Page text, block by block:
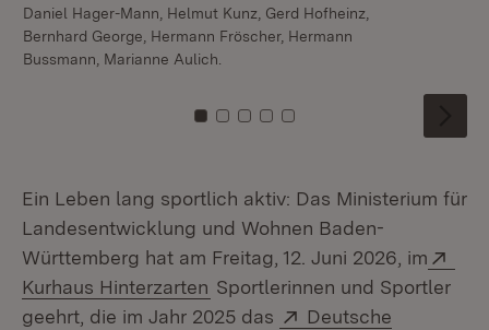
Daniel Hager-Mann, Helmut Kunz, Gerd Hofheinz,
Bernhard George, Hermann Fröscher, Hermann
Bussmann, Marianne Aulich.
Zu Kachel: 0
Zu Kachel: 1
Zu Kachel: 2
Zu Kachel: 3
Zu Kachel: 4
Ein Leben lang sportlich aktiv: Das Ministerium für
Landesentwicklung und Wohnen Baden-
Württemberg hat am Freitag, 12. Juni 2026, im
Kurhaus Hinterzarten (Öffnet in neuem Fenster)
Sportlerinnen und Sportler
geehrt, die im Jahr 2025 das
Extern:
Deutsche